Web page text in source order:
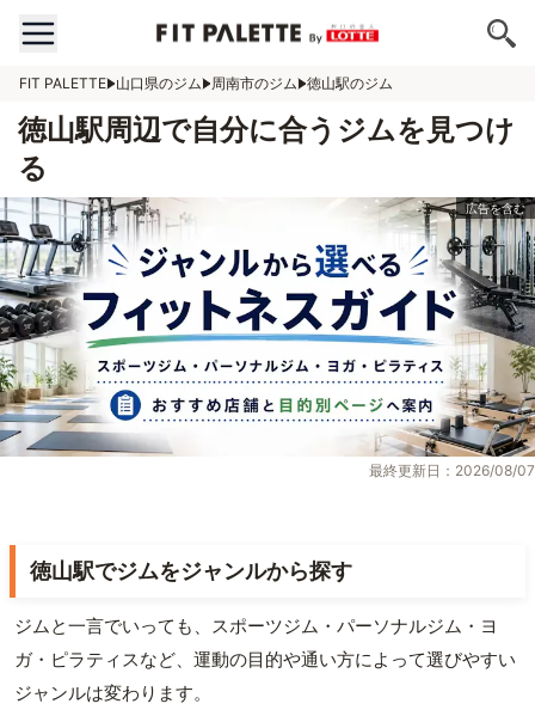
FIT PALETTE 山口県のジム 周南市のジム 徳山駅のジム
徳山駅周辺で自分に合うジムを見つけ
る
最終更新日：2026/08/07
徳山駅でジムをジャンルから探す
ジムと一言でいっても、スポーツジム・パーソナルジム・ヨ
ガ・ピラティスなど、運動の目的や通い方によって選びやすい
ジャンルは変わります。